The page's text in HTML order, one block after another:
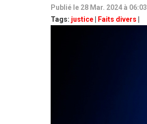
Publié le 28 Mar. 2024 à 06:03
Tags: justice Faits divers